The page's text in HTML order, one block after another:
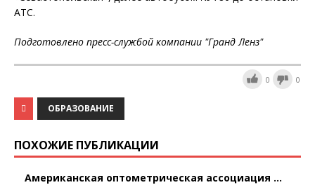
АТС.
Подготовлено пресс-службой компании "Гранд Ленз"
0 0
ОБРАЗОВАНИЕ
ПОХОЖИЕ ПУБЛИКАЦИИ
Американская оптометрическая ассоциация ...